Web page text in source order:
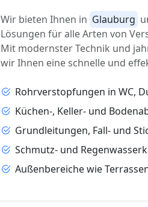
Wir bieten Ihnen in Glauburg
Lösungen für alle Arten von
Mit modernster Technik und
wir Ihnen eine schnelle und
Rohrverstopfungen in WC,
Küchen-, Keller- und
Grundleitungen, Fall- und
Schmutz- und
Außenbereiche wie